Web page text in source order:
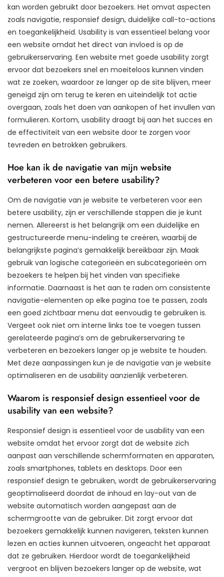
kan worden gebruikt door bezoekers. Het omvat aspecten
zoals navigatie, responsief design, duidelijke call-to-actions
en toegankelijkheid. Usability is van essentieel belang voor
een website omdat het direct van invloed is op de
gebruikerservaring. Een website met goede usability zorgt
ervoor dat bezoekers snel en moeiteloos kunnen vinden
wat ze zoeken, waardoor ze langer op de site blijven, meer
geneigd zijn om terug te keren en uiteindelijk tot actie
overgaan, zoals het doen van aankopen of het invullen van
formulieren. Kortom, usability draagt bij aan het succes en
de effectiviteit van een website door te zorgen voor
tevreden en betrokken gebruikers.
Hoe kan ik de navigatie van mijn website
verbeteren voor een betere usability?
Om de navigatie van je website te verbeteren voor een
betere usability, zijn er verschillende stappen die je kunt
nemen. Allereerst is het belangrijk om een duidelijke en
gestructureerde menu-indeling te creëren, waarbij de
belangrijkste pagina’s gemakkelijk bereikbaar zijn. Maak
gebruik van logische categorieën en subcategorieën om
bezoekers te helpen bij het vinden van specifieke
informatie. Daarnaast is het aan te raden om consistente
navigatie-elementen op elke pagina toe te passen, zoals
een goed zichtbaar menu dat eenvoudig te gebruiken is.
Vergeet ook niet om interne links toe te voegen tussen
gerelateerde pagina’s om de gebruikerservaring te
verbeteren en bezoekers langer op je website te houden.
Met deze aanpassingen kun je de navigatie van je website
optimaliseren en de usability aanzienlijk verbeteren.
Waarom is responsief design essentieel voor de
usability van een website?
Responsief design is essentieel voor de usability van een
website omdat het ervoor zorgt dat de website zich
aanpast aan verschillende schermformaten en apparaten,
zoals smartphones, tablets en desktops. Door een
responsief design te gebruiken, wordt de gebruikerservaring
geoptimaliseerd doordat de inhoud en lay-out van de
website automatisch worden aangepast aan de
schermgrootte van de gebruiker. Dit zorgt ervoor dat
bezoekers gemakkelijk kunnen navigeren, teksten kunnen
lezen en acties kunnen uitvoeren, ongeacht het apparaat
dat ze gebruiken. Hierdoor wordt de toegankelijkheid
vergroot en blijven bezoekers langer op de website, wat